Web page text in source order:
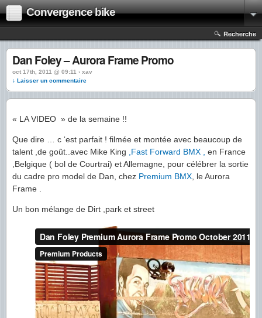
Convergence bike
Recherche
Dan Foley – Aurora Frame Promo
oct 17th, 2011 @ 09:11 › xav
↓ Laisser un commentaire
« LA VIDEO » de la semaine !!
Que dire … c ‘est parfait ! filmée et montée avec beaucoup de
talent ,de goût..avec Mike King
,Fast Forward BMX ,
en France
,Belgique ( bol de Courtrai) et Allemagne, pour célébrer la sortie
du cadre pro model de Dan, chez Premium BMX , le Aurora
Frame .
Un bon mélange de Dirt ,park et street